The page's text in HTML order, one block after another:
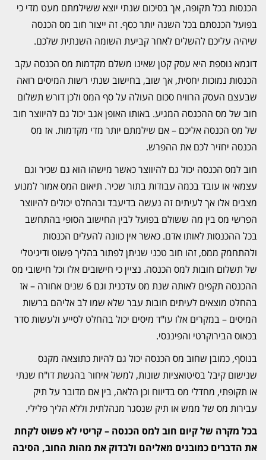
הכנסות בכל תקופה, אך בסיכום שנתי יוצא ששילמתם מעט מדי כי
בפועל הכנסתם בכל השנה יותר כסף. זה ייצור חוב מס הכנסה
שיהיה עליכם להשלים לאחר קביעת השומה השנתית שלכם.
דוגמא נוספת היא עסק קטן שאינו משלם מקדמות מס הכנסה עקב
הכנסות נמוכות יחסית, אך שוב, בחישוב שנתי רשות המיסים רואה
שבעצם העסק הרוויח סכום העולה על סף המס ולכן דורש תשלום
חוב של מס ההכנסה המגיע. באותו האופן אגב יכול גם להיווצר חוב
של מס הכנסה אליכם – אם שילמתם יותר מדי מקדמות. אז מס
הכנסה יחזיר לכם את ההפרש.
חוב למס הכנסה יכול גם להיווצר כאשר מישהו הוא גם שכיר וגם
עצמאי או עובד בכמה עבודות בתור שכיר. תיאום המס אמור למנוע
מצבים אלו אך לעיתים זה נעשה בדיעבד ובהחלט יכולים להיווצר
הפרשי מס בין מה ששולם בפועל לבין החישוב הסופי בהתחשב
בכל ההכנסות לאותו אדם. כאשר אין כוונה להעלים הכנסות
ולהתחמק ממס, זהו חוב טכני שניתן לפתור בהליך פשוט ודיגיטלי
של תשלום חובות למס הכנסה. נציין כי חישובים אלו וכל חישובי מס
ההכנסה תקפים לאותה שנת מס עדכנית וגם 6 שנים אחורה – אז
בהחלט מוצאים לעיתים חובות עבר שלא שמו לב אליהם ברשות
המיסים – במקרים אלו עו"ד מיסים יכול בהחלט לסייע ולעשות סדר
בכאוס הבירוקרטי והפיננסי.
בנוסף, כמובן שחוב מס הכנסה יכול גם להיות כתוצאה מקנס
שנישום קיבל בסיטואציות שונות, למשל איחור בהגשת דו"ח שנתי
או תקופתי, מחדלי מס בדיווח וכן הלאה, בין אם מדובר על תיק
עבירות מס של ממש או תיק שנסגר מנהלתית וללא הליך פלילי.
בכל מקרה של קיום חוב למס הכנסה – קריטי לא פשוט לקחת
את הדברים כמובנים מאליהם ולבדוק את מהות החוב, הסיבה